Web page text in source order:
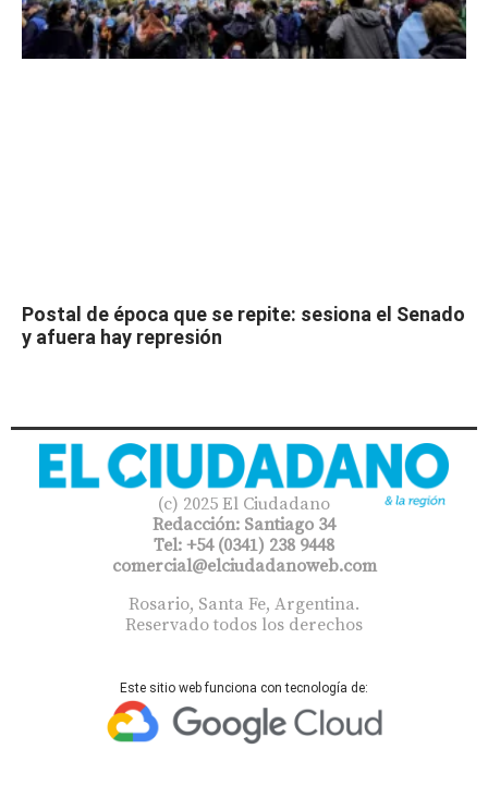
Postal de época que se repite: sesiona el Senado
y afuera hay represión
(c) 2025 El Ciudadano
Redacción: Santiago 34
Tel: +54 (0341) 238 9448
comercial@elciudadanoweb.com​
Rosario, Santa Fe, Argentina.
Reservado todos los derechos
Este sitio web funciona con tecnología de: